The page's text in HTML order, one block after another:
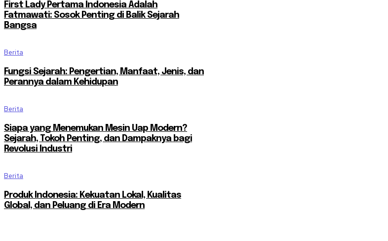
First Lady Pertama Indonesia Adalah
Fatmawati: Sosok Penting di Balik Sejarah
Bangsa
Berita
Fungsi Sejarah: Pengertian, Manfaat, Jenis, dan
Perannya dalam Kehidupan
Berita
Siapa yang Menemukan Mesin Uap Modern?
Sejarah, Tokoh Penting, dan Dampaknya bagi
Revolusi Industri
Berita
Produk Indonesia: Kekuatan Lokal, Kualitas
Global, dan Peluang di Era Modern